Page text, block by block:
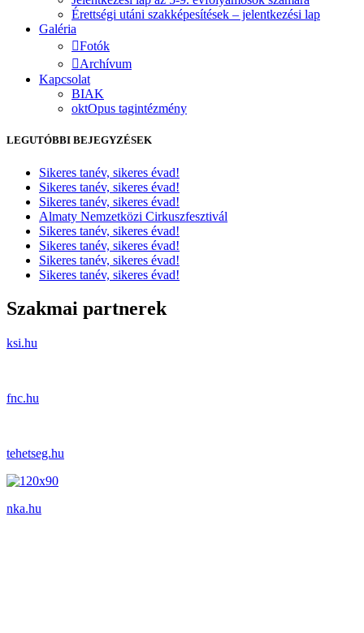
Érettségi utáni szakképesítések – jelentkezési lap
Galéria
Fotók
Archívum
Kapcsolat
BIAK
oktOpus tagintézmény
LEGUTÓBBI BEJEGYZÉSEK
Sikeres tanév, sikeres évad!
Sikeres tanév, sikeres évad!
Sikeres tanév, sikeres évad!
Almaty Nemzetközi Cirkuszfesztivál
Sikeres tanév, sikeres évad!
Sikeres tanév, sikeres évad!
Sikeres tanév, sikeres évad!
Sikeres tanév, sikeres évad!
Szakmai partnerek
ksi.hu
fnc.hu
tehetseg.hu
nka.hu